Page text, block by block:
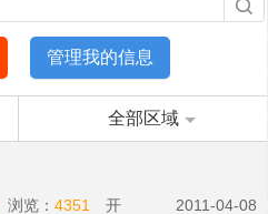
管理我的信息
全部区域
浏览： 4351
开
2011-04-08